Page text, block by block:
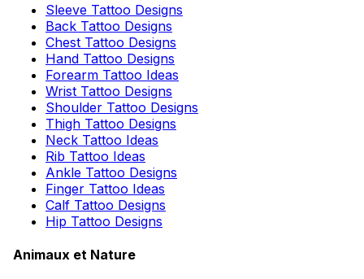
Sleeve Tattoo Designs
Back Tattoo Designs
Chest Tattoo Designs
Hand Tattoo Designs
Forearm Tattoo Ideas
Wrist Tattoo Designs
Shoulder Tattoo Designs
Thigh Tattoo Designs
Neck Tattoo Ideas
Rib Tattoo Ideas
Ankle Tattoo Designs
Finger Tattoo Ideas
Calf Tattoo Designs
Hip Tattoo Designs
Animaux et Nature